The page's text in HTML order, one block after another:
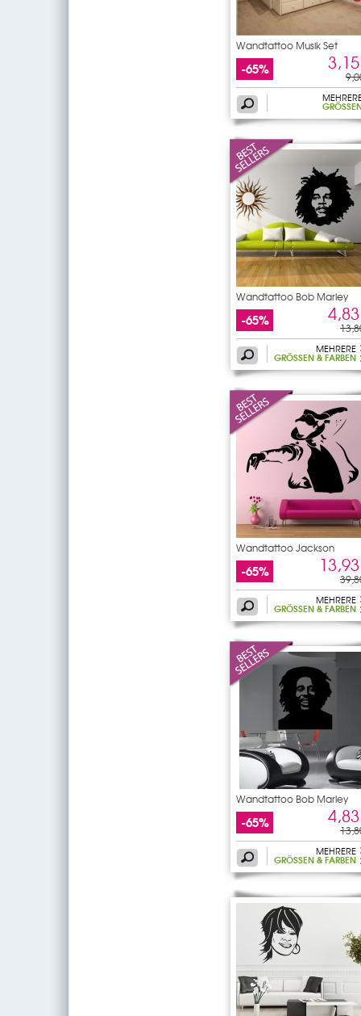
Wandtattoo Musik Set
-65%
GRÖSSEN
Wandtattoo Bob Marley
-65%
MEHRERE
GRÖSSEN & FARBEN
Wandtattoo Jackson
-65%
MEHRERE
GRÖSSEN & FARBEN
Wandtattoo Bob Marley
-65%
MEHRERE
GRÖSSEN & FARBEN